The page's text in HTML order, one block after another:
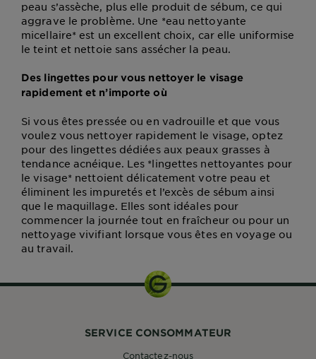
peau s’assèche, plus elle produit de sébum, ce qui
aggrave le problème. Une *eau nettoyante
micellaire* est un excellent choix, car elle uniformise
le teint et nettoie sans assécher la peau.
Des lingettes pour vous nettoyer le visage
rapidement et n’importe où
Si vous êtes pressée ou en vadrouille et que vous
voulez vous nettoyer rapidement le visage, optez
pour des lingettes dédiées aux peaux grasses à
tendance acnéique. Les *lingettes nettoyantes pour
le visage* nettoient délicatement votre peau et
éliminent les impuretés et l’excès de sébum ainsi
que le maquillage. Elles sont idéales pour
commencer la journée tout en fraîcheur ou pour un
nettoyage vivifiant lorsque vous êtes en voyage ou
au travail.
SERVICE CONSOMMATEUR
Contactez-nous